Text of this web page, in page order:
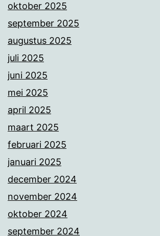
oktober 2025
september 2025
augustus 2025
juli 2025
juni 2025
mei 2025
april 2025
maart 2025
februari 2025
januari 2025
december 2024
november 2024
oktober 2024
september 2024